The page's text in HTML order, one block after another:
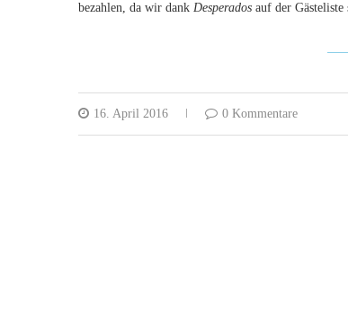
bezahlen, da wir dank Desperados auf der Gästeliste
16. April 2016 0 Kommentare